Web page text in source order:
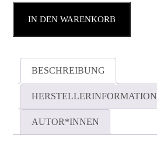
IN DEN WARENKORB
BESCHREIBUNG
HERSTELLERINFORMATION
AUTOR*INNEN